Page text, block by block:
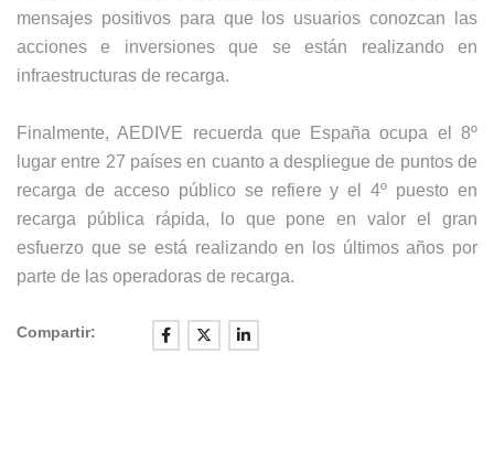
mensajes positivos para que los usuarios conozcan las
acciones e inversiones que se están realizando en
infraestructuras de recarga.
Finalmente, AEDIVE recuerda que España ocupa el 8º
lugar entre 27 países en cuanto a despliegue de puntos de
recarga de acceso público se refiere y el 4º puesto en
recarga pública rápida, lo que pone en valor el gran
esfuerzo que se está realizando en los últimos años por
parte de las operadoras de recarga.
Compartir: